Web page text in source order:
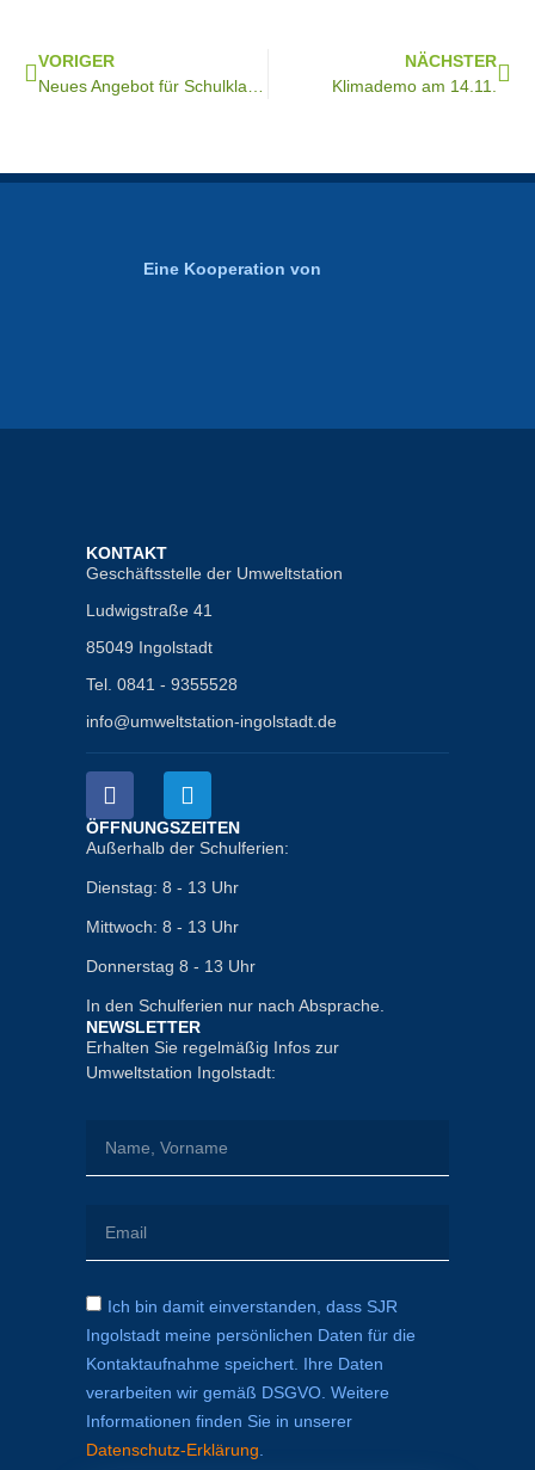
VORIGER
NÄCHSTER
Klimademo am 14.11.
Eine Kooperation von
KONTAKT
Geschäftsstelle der Umweltstation
Ludwigstraße 41
85049 Ingolstadt
Tel. 0841 - 9355528
info@umweltstation-ingolstadt.de
ÖFFNUNGSZEITEN
Außerhalb der Schulferien:
Dienstag: 8 - 13 Uhr
Mittwoch: 8 - 13 Uhr
Donnerstag 8 - 13 Uhr
In den Schulferien nur nach Absprache.
NEWSLETTER
Erhalten Sie regelmäßig Infos zur
Umweltstation Ingolstadt:
Ich bin damit einverstanden, dass SJR
Ingolstadt meine persönlichen Daten für die
Kontaktaufnahme speichert. Ihre Daten
verarbeiten wir gemäß DSGVO. Weitere
Informationen finden Sie in unserer
Datenschutz-Erklärung